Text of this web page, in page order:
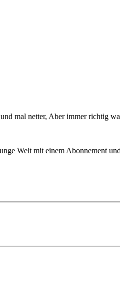
mal netter, Aber immer richtig
Welt mit einem Abonnement